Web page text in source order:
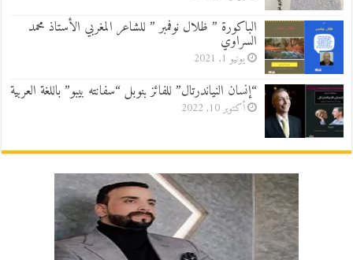
الباكورة ” ظلال نوفمبر ” للشاعر المغربي الأستاذ محمد
السراوي
يونيو 1, 2021
“إنسان النياندرتال” للفائز بنوبل “سفانته بيبو” باللغة العربية
أكتوبر 10, 2022